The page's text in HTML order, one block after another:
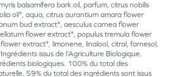
balsamifera bark oil, parfum, citrus nobilis
oil*, aqua, citrus aurantium amara flower
bud extract*, aesculus carnea flower
flower extract*, populus tremula flower
extract*, limonene, linalool, citral, farnesol,
issus de l’Agriculture Biologique.
biologiques. 100% du total des
59% du total des ingrédients sont issus